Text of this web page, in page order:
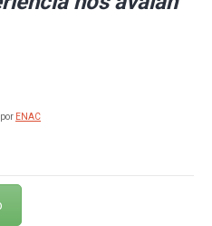
ENAC